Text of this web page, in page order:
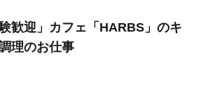
歓迎」カフェ「HARBS」のキ
理のお仕事